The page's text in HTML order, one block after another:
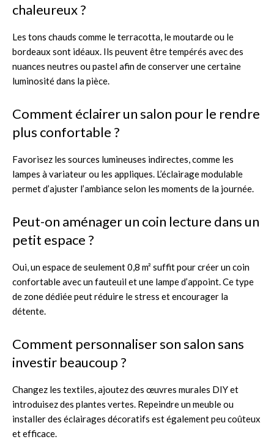
chaleureux ?
Les tons chauds comme le terracotta, le moutarde ou le
bordeaux sont idéaux. Ils peuvent être tempérés avec des
nuances neutres ou pastel afin de conserver une certaine
luminosité dans la pièce.
Comment éclairer un salon pour le rendre
plus confortable ?
Favorisez les sources lumineuses indirectes, comme les
lampes à variateur ou les appliques. L’éclairage modulable
permet d’ajuster l’ambiance selon les moments de la journée.
Peut-on aménager un coin lecture dans un
petit espace ?
Oui, un espace de seulement 0,8 m² suffit pour créer un coin
confortable avec un fauteuil et une lampe d’appoint. Ce type
de zone dédiée peut réduire le stress et encourager la
détente.
Comment personnaliser son salon sans
investir beaucoup ?
Changez les textiles, ajoutez des œuvres murales DIY et
introduisez des plantes vertes. Repeindre un meuble ou
installer des éclairages décoratifs est également peu coûteux
et efficace.